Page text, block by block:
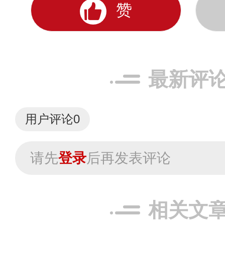
赞
最新评
用户评论0
请先登录后再发表评论
相关文